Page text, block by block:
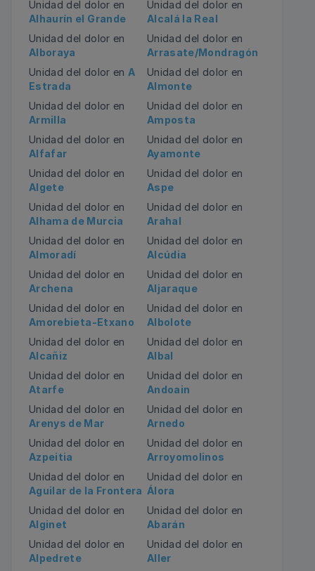
Unidad del dolor en
Alhaurín el Grande
Unidad del dolor en
Alcalá la Real
Unidad del dolor en
Alboraya
Unidad del dolor en
Arrasate/Mondragón
Unidad del dolor en A
Estrada
Unidad del dolor en
Almonte
Unidad del dolor en
Armilla
Unidad del dolor en
Amposta
Unidad del dolor en
Alfafar
Unidad del dolor en
Ayamonte
Unidad del dolor en
Algete
Unidad del dolor en
Aspe
Unidad del dolor en
Alhama de Murcia
Unidad del dolor en
Arahal
Unidad del dolor en
Almoradí
Unidad del dolor en
Alcúdia
Unidad del dolor en
Archena
Unidad del dolor en
Aljaraque
Unidad del dolor en
Amorebieta-Etxano
Unidad del dolor en
Albolote
Unidad del dolor en
Alcañiz
Unidad del dolor en
Albal
Unidad del dolor en
Atarfe
Unidad del dolor en
Andoain
Unidad del dolor en
Arenys de Mar
Unidad del dolor en
Arnedo
Unidad del dolor en
Azpeitia
Unidad del dolor en
Arroyomolinos
Unidad del dolor en
Aguilar de la Frontera
Unidad del dolor en
Álora
Unidad del dolor en
Alginet
Unidad del dolor en
Abarán
Unidad del dolor en
Alpedrete
Unidad del dolor en
Aller